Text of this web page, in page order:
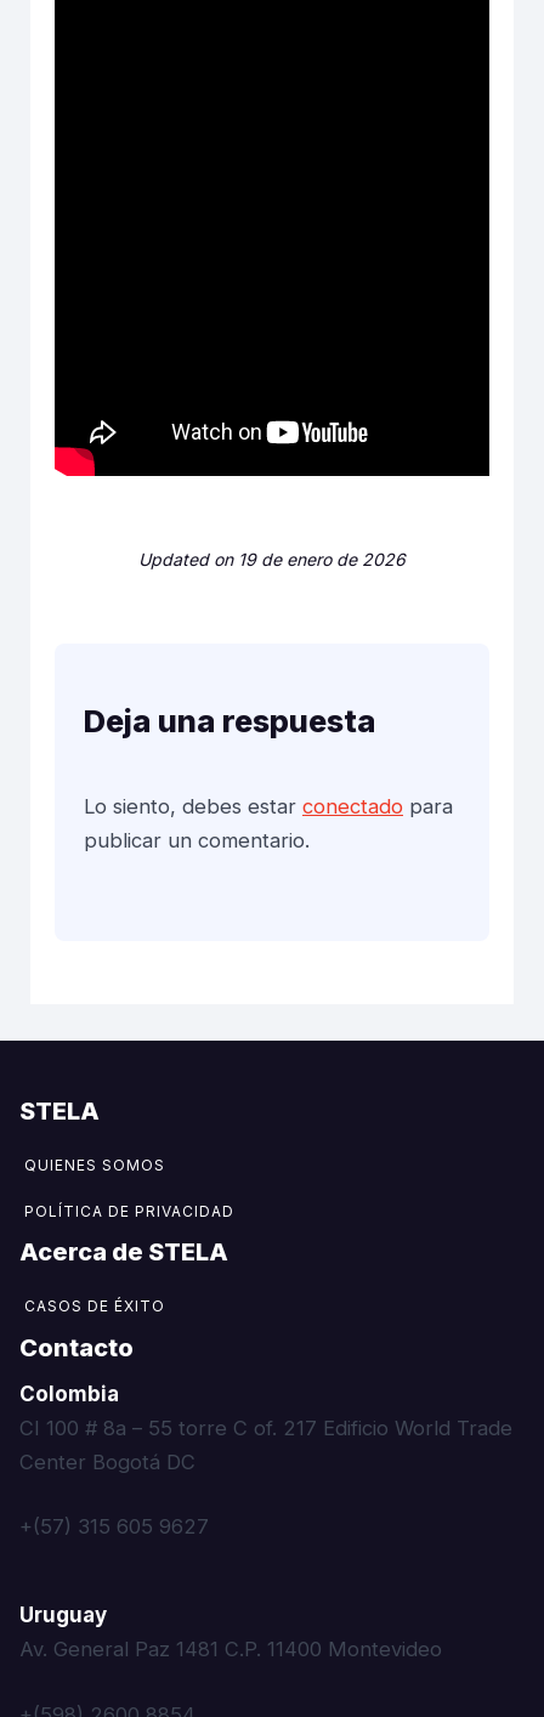
Updated on 19 de enero de 2026
Deja una respuesta
Lo siento, debes estar conectado para
publicar un comentario.
STELA
QUIENES SOMOS
POLÍTICA DE PRIVACIDAD
Acerca de STELA​
CASOS DE ÉXITO
Contacto
Colombia
CI 100 # 8a – 55 torre C of. 217 Edificio World Trade
Center Bogotá DC
+(57) 315 605 9627
Uruguay
Av. General Paz 1481 C.P. 11400 Montevideo